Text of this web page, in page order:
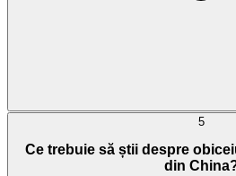
5
Ce trebuie să știi despre
din